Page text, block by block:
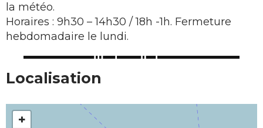
la météo.
Horaires : 9h30 – 14h30 / 18h -1h. Fermeture
hebdomadaire le lundi.
Localisation
+